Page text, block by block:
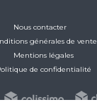
Nous contacter
générales de vente
Mentions légales
de confidentialité